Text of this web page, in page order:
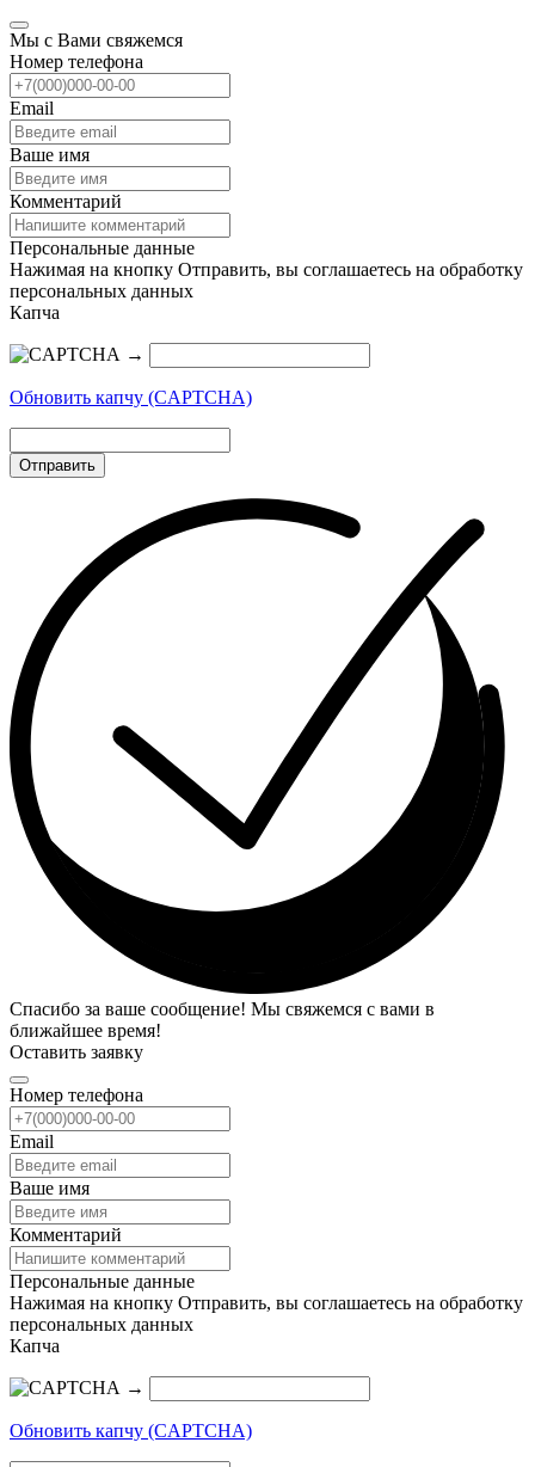
Мы с Вами свяжемся
Номер телефона
Email
Ваше имя
Комментарий
Персональные данные
Нажимая на кнопку Отправить, вы соглашаетесь на обработку
персональных данных
Капча
→
Обновить капчу (CAPTCHA)
Отправить
Спасибо за ваше сообщение! Мы свяжемся с вами в
ближайшее время!
Оставить заявку
Номер телефона
Email
Ваше имя
Комментарий
Персональные данные
Нажимая на кнопку Отправить, вы соглашаетесь на обработку
персональных данных
Капча
→
Обновить капчу (CAPTCHA)